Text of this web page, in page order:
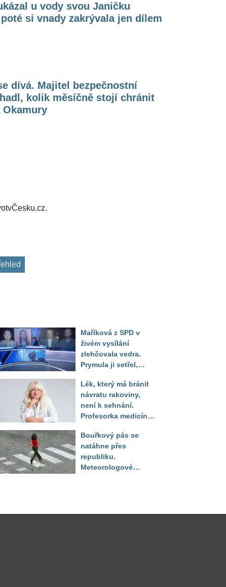
u vody svou Janičku
si vnady zakrývala jen dílem
dívá. Majitel bezpečnostní
kolik měsíčně stojí chránit
Okamury
Maříková z SPD v
živém vysílání
zlehčovala vedra.
Prymula ji setřel,
číslo
Lék, který má bránit
návratu rakoviny,
není k sehnání.
Profesorka medicíny
pacientka
Bouřkový pás se
natáhne přes
republiku.
Meteorologové